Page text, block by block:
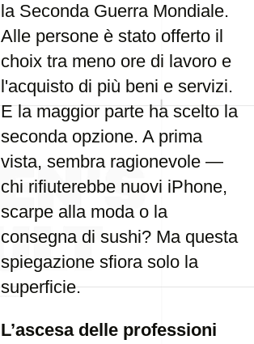
la Seconda Guerra Mondiale.
Alle persone è stato offerto il
choix tra meno ore di lavoro e
l'acquisto di più beni e servizi.
E la maggior parte ha scelto la
seconda opzione. A prima
vista, sembra ragionevole —
chi rifiuterebbe nuovi iPhone,
scarpe alla moda o la
consegna di sushi? Ma questa
spiegazione sfiora solo la
superficie.
L’ascesa delle professioni